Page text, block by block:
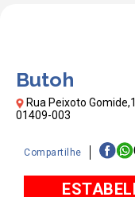
Butoh
Rua Peixoto
01409-003
Compartilhe